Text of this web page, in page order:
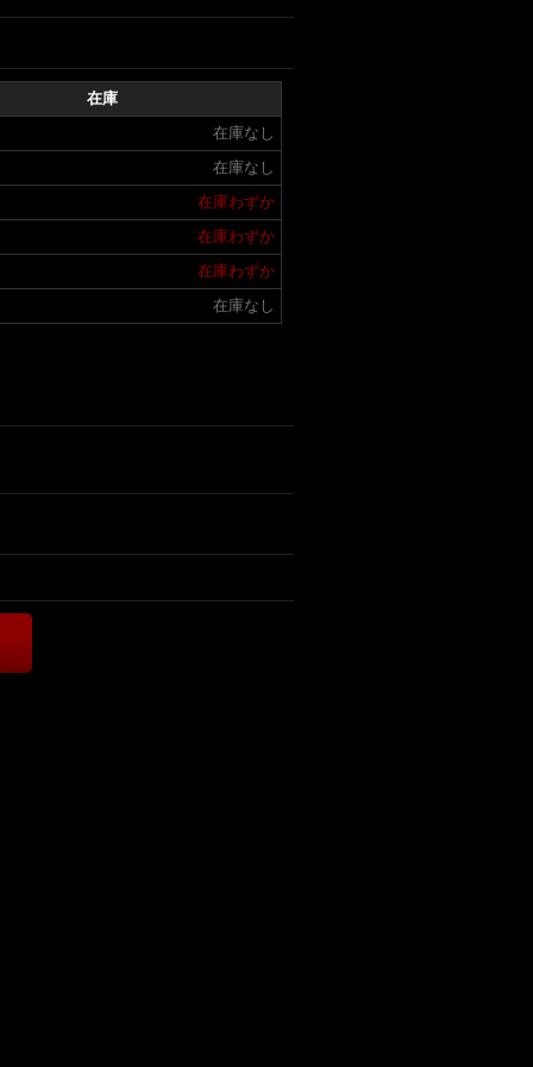
在庫
在庫なし
在庫なし
在庫わずか
在庫わずか
在庫わずか
在庫なし